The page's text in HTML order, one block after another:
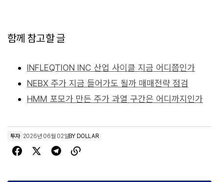
함께 참고할 글
INFLEQTION INC 산업 사이클 지금 어디쯤인가
NEBX 주가 지금 들어가도 될까 매매전략 점검
HMM 포모가 만든 주가 과열 구간은 어디까지인가
투자 2026년 06월 02일BY DOLLAR